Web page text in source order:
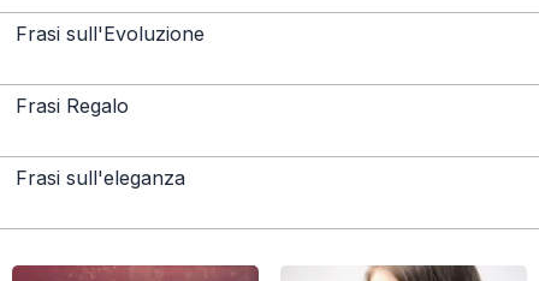
Frasi sull'Evoluzione
Frasi Regalo
Frasi sull'eleganza